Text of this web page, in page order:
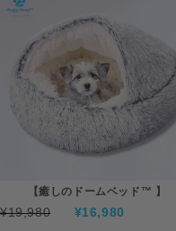
【癒しのドームベッド™ 】
¥19,980 ¥16,980